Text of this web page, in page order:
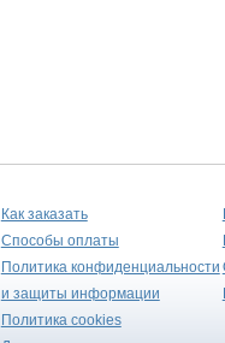
Как заказать
Способы оплаты
Политика конфиденциальности
и защиты информации
Политика cookies